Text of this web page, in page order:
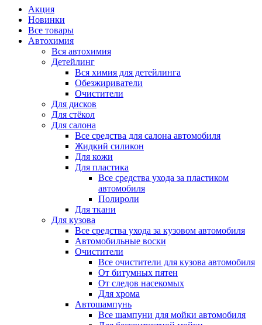
Акция
Новинки
Все товары
Автохимия
Вся автохимия
Детейлинг
Вся химия для детейлинга
Обезжириватели
Очистители
Для дисков
Для стёкол
Для салона
Все средства для салона автомобиля
Жидкий силикон
Для кожи
Для пластика
Все средства ухода за пластиком
автомобиля
Полироли
Для ткани
Для кузова
Все средства ухода за кузовом автомобиля
Автомобильные воски
Очистители
Все очистители для кузова автомобиля
От битумных пятен
От следов насекомых
Для хрома
Автошампунь
Все шампуни для мойки автомобиля